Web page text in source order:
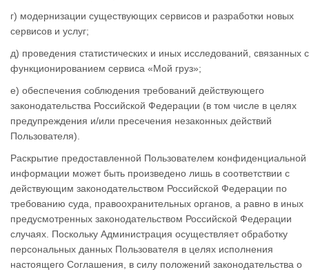
г) модернизации существующих сервисов и разработки новых
сервисов и услуг;
д) проведения статистических и иных исследований, связанных с
функционированием сервиса «Мой груз»;
е) обеспечения соблюдения требований действующего
законодательства Российской Федерации (в том числе в целях
предупреждения и/или пресечения незаконных действий
Пользователя).
Раскрытие предоставленной Пользователем конфиденциальной
информации может быть произведено лишь в соответствии с
действующим законодательством Российской Федерации по
требованию суда, правоохранительных органов, а равно в иных
предусмотренных законодательством Российской Федерации
случаях. Поскольку Администрация осуществляет обработку
персональных данных Пользователя в целях исполнения
настоящего Соглашения, в силу положений законодательства о